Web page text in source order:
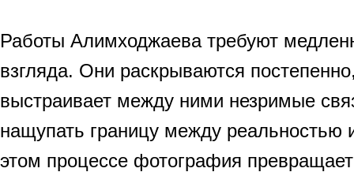
Работы Алимходжаева требуют
взгляда. Они раскрываются
выстраивает между ними незримые
нащупать границу между реальностью
этом процессе фотография